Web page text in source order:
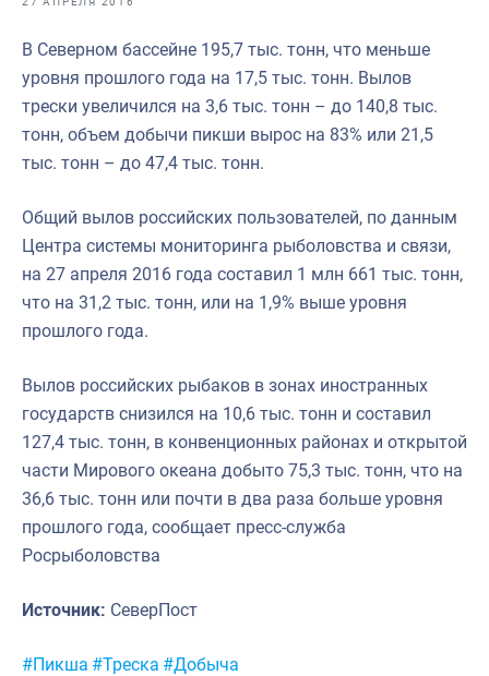
Выставки и конференции
Научно-практическая литература
Рыбоохрана России
Инфографика
Укрепление духовно-нравственных ценностей
В Северном бассейне 195,7 тыс. тонн, что меньше
уровня прошлого года на 17,5 тыс. тонн. Вылов
трески увеличился на 3,6 тыс. тонн – до 140,8 тыс.
тонн, объем добычи пикши вырос на 83% или 21,5
тыс. тонн – до 47,4 тыс. тонн.
Общий вылов российских пользователей, по данным
Центра системы мониторинга рыболовства и связи,
на 27 апреля 2016 года составил 1 млн 661 тыс. тонн,
что на 31,2 тыс. тонн, или на 1,9% выше уровня
прошлого года.
Вылов российских рыбаков в зонах иностранных
государств снизился на 10,6 тыс. тонн и составил
127,4 тыс. тонн, в конвенционных районах и открытой
части Мирового океана добыто 75,3 тыс. тонн, что на
36,6 тыс. тонн или почти в два раза больше уровня
прошлого года, сообщает пресс-служба
Росрыболовства
Источник: СеверПост
Метки:
#Пикша #Треска #Добыча